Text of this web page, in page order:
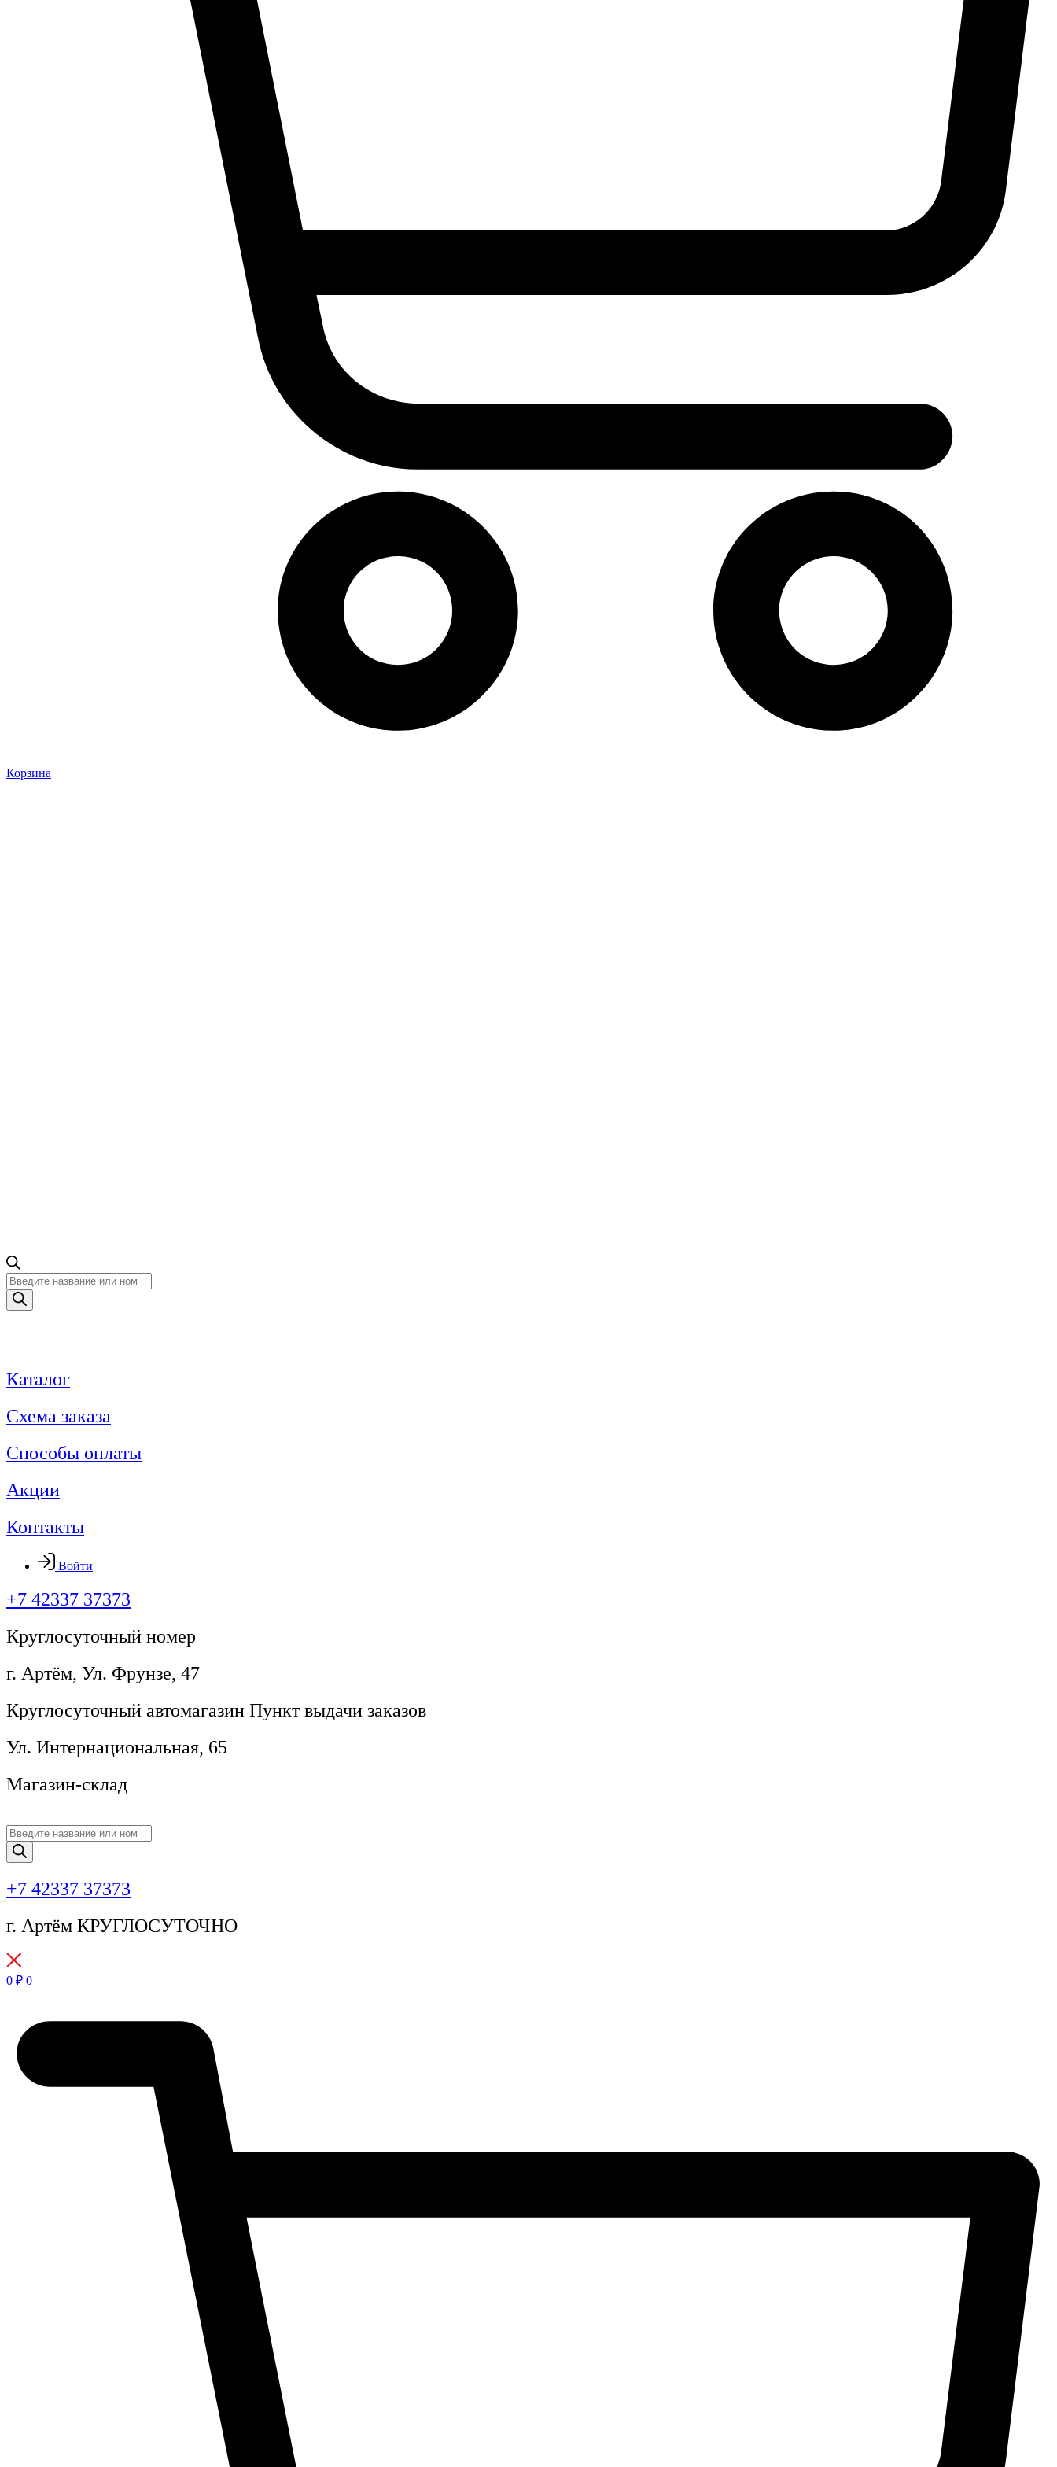
Корзина
Поиск
товаров
Каталог
Схема заказа
Способы оплаты
Акции
Контакты
Войти
+7 42337 37373
Круглосуточный номер
г. Артём, ​Ул. Фрунзе, 47
Круглосуточный автомагазин Пункт выдачи заказов
Ул. Интернациональная, 65
Магазин-склад
Поиск
товаров
+7 42337 37373
г. Артём КРУГЛОСУТОЧНО
0 ₽ 0